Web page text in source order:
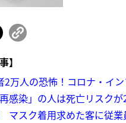
】
2万人の恐怖！コロナ・イ
再感染」の人は死亡リスク
スク着用求めた客に従業